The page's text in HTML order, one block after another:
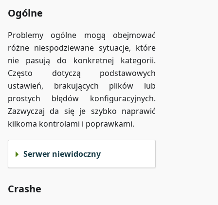
Ogólne
Problemy ogólne mogą obejmować
różne niespodziewane sytuacje, które
nie pasują do konkretnej kategorii.
Często dotyczą podstawowych
ustawień, brakujących plików lub
prostych błędów konfiguracyjnych.
Zazwyczaj da się je szybko naprawić
kilkoma kontrolami i poprawkami.
Serwer niewidoczny
Crashe